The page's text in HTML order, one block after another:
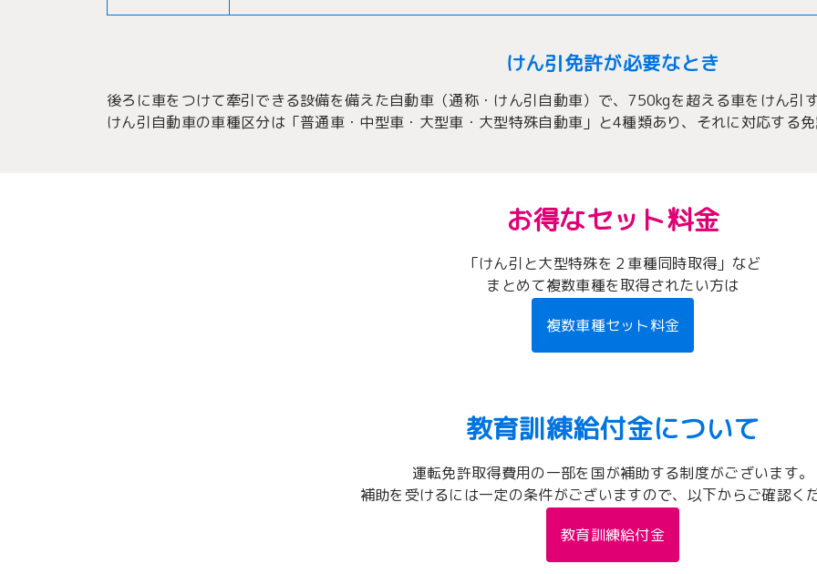
けん引免許が必要なとき
後ろに車をつけて牽引できる設備を備えた自動車（通称・けん引自動車）で、750kgを超える車をけん引
けん引自動車の車種区分は「普通車・中型車・大型車・大型特殊自動車」と4種類あり、それに対応する
お得なセット料金
「けん引と大型特殊を２車種同時取得」など
まとめて複数車種を取得されたい方は
複数車種セット料金
教育訓練給付金について
運転免許取得費用の一部を国が補助する制度がございます。
補助を受けるには一定の条件がございますので、以下からご確認くだ
教育訓練給付金